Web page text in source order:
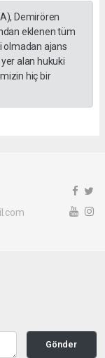
Demirören
eklenen tüm
olmadan ajans
alan hukuki
hiç bir
Gönder